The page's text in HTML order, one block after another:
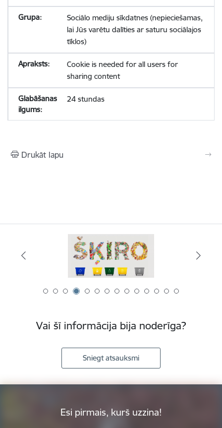
Sociālo mediju sīkdatnes (nepieciešamas,
lai Jūs varētu dalīties ar saturu sociālajos
tīklos)
Cookie is needed for all users for
sharing content
24 stundas
Drukāt lapu
Vai šī informācija bija noderīga?
Sniegt atsauksmi
Esi pirmais, kurš uzzina!